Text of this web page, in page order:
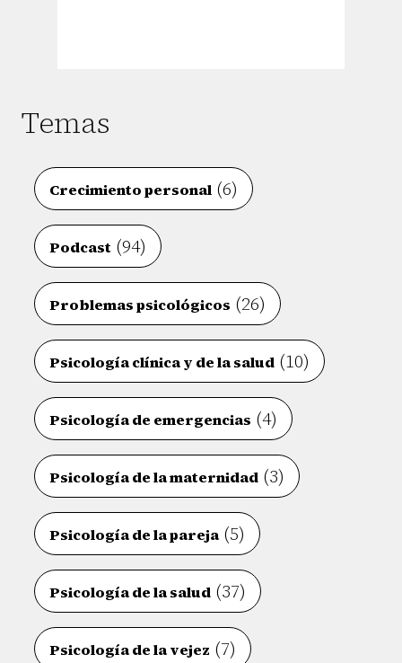
Temas
Crecimiento personal (6)
Podcast (94)
Problemas psicológicos (26)
Psicología clínica y de la salud (10)
Psicología de emergencias (4)
Psicología de la maternidad (3)
Psicología de la pareja(5)
Psicología de la salud (37)
Psicología de la vejez (7)